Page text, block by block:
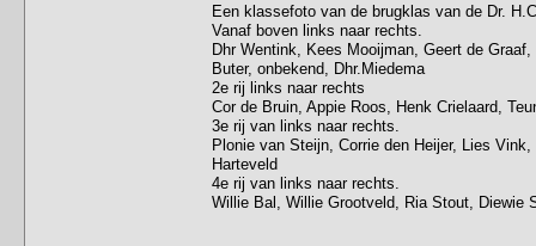
Een klassefoto van de brugklas van de Dr.
Vanaf boven links naar rechts.
Dhr Wentink, Kees Mooijman, Geert de
Buter, onbekend, Dhr.Miedema
2e rij links naar rechts
Cor de Bruin, Appie Roos, Henk Crielaard,
3e rij van links naar rechts.
Plonie van Steijn, Corrie den Heijer, Lies
Harteveld
4e rij van links naar rechts.
Willie Bal, Willie Grootveld, Ria Stout, Diewie